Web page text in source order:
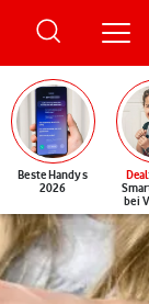
Beste Handys
2026
Deal
bei